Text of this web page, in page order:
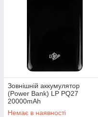
Зовнішній аккумулятор
(Power Bank) LP PQ27
20000mAh
Немає в наявності